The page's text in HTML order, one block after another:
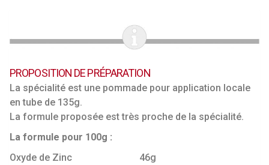
PROPOSITION DE PRÉPARATION
La spécialité est une pommade pour application locale
en tube de 135g.
La formule proposée est très proche de la spécialité.
La formule pour 100g :
Oxyde de Zinc 46g